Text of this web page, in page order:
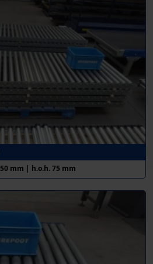
mm | h.o.h. 75 mm